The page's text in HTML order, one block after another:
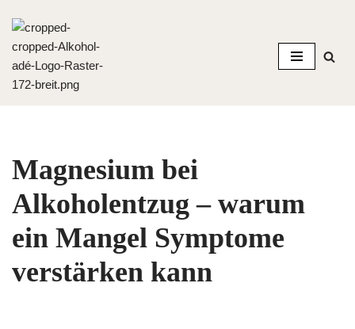
Zum
Inhalt
springen
Magnesium bei
Alkoholentzug – warum
ein Mangel Symptome
verstärken kann